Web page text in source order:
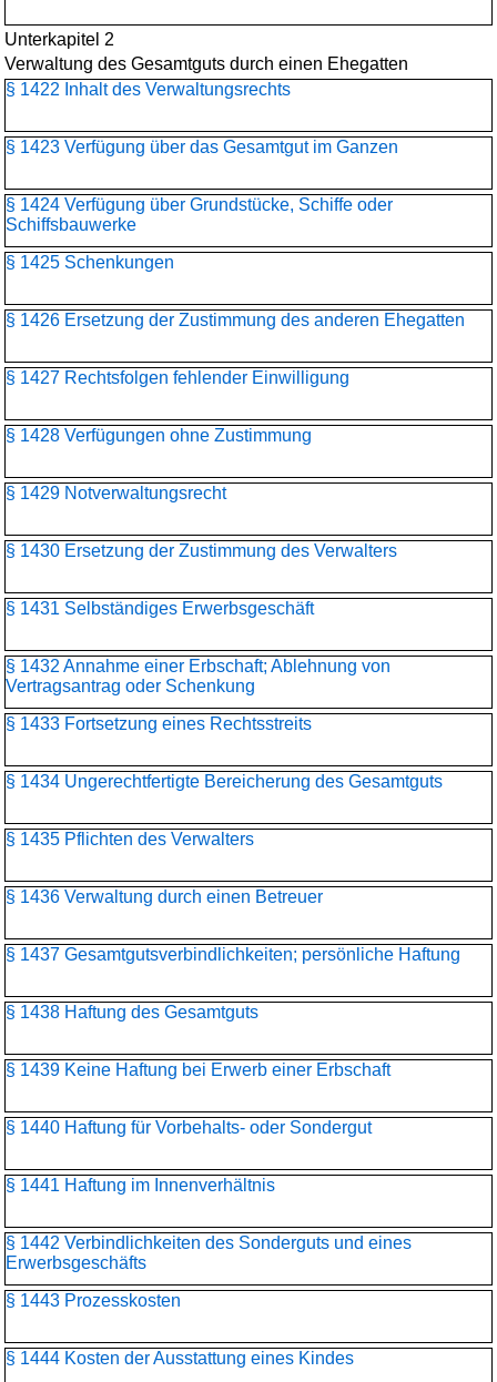
Unterkapitel 2
Verwaltung des Gesamtguts durch einen Ehegatten
§ 1422 Inhalt des Verwaltungsrechts
§ 1423 Verfügung über das Gesamtgut im Ganzen
§ 1424 Verfügung über Grundstücke, Schiffe oder
Schiffsbauwerke
§ 1425 Schenkungen
§ 1426 Ersetzung der Zustimmung des anderen Ehegatten
§ 1427 Rechtsfolgen fehlender Einwilligung
§ 1428 Verfügungen ohne Zustimmung
§ 1429 Notverwaltungsrecht
§ 1430 Ersetzung der Zustimmung des Verwalters
§ 1431 Selbständiges Erwerbsgeschäft
§ 1432 Annahme einer Erbschaft; Ablehnung von
Vertragsantrag oder Schenkung
§ 1433 Fortsetzung eines Rechtsstreits
§ 1434 Ungerechtfertigte Bereicherung des Gesamtguts
§ 1435 Pflichten des Verwalters
§ 1436 Verwaltung durch einen Betreuer
§ 1437 Gesamtgutsverbindlichkeiten; persönliche Haftung
§ 1438 Haftung des Gesamtguts
§ 1439 Keine Haftung bei Erwerb einer Erbschaft
§ 1440 Haftung für Vorbehalts- oder Sondergut
§ 1441 Haftung im Innenverhältnis
§ 1442 Verbindlichkeiten des Sonderguts und eines
Erwerbsgeschäfts
§ 1443 Prozesskosten
§ 1444 Kosten der Ausstattung eines Kindes